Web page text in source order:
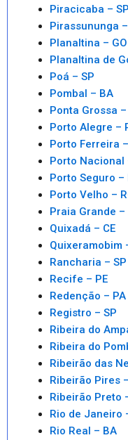
Piracicaba – SP
Pirassununga
Planaltina – GO
Planaltina de
Poá – SP
Pombal – BA
Ponta Grossa –
Porto Alegre –
Porto Ferreira
Porto Nacional
Porto Seguro –
Porto Velho –
Praia Grande –
Quixadá – CE
Quixeramobim
Rancharia – SP
Recife – PE
Redenção – PA
Registro – SP
Ribeira do
Ribeira do
Ribeirão das
Ribeirão Pires
Ribeirão Preto
Rio de Janeiro
Rio Real – BA